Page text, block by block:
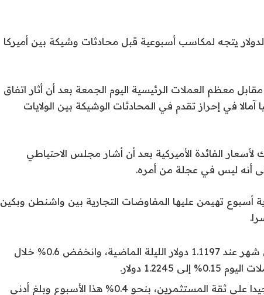
في اشراق العالم24 خبر “الدولار يتجه لمكاسب أسبوعية قبل محادثات وشيكة بين أميركا
معظم العملات الرئيسية اليوم الجمعة بعد أن أثار اتفاق
آمالا في إحراز تقدم في المحادثات الوشيكة بين الولايات
الفائدة الأميركية بعد أن أشار مجلس الاحتياطي
إلى أنه ليس في عجلة من أمره.
أسبوع تهيمن عليها المفاوضات التجارية بين واشنطن وبكين
ولامس اليورو أدنى مستوى في شهر عند 1.1197 دولار الليلة الماضية، وانخفض 0.6% خلال
1.2245 دولار.
وتراجع الين، الذي يعد مؤشرا جيدا على ثقة المستثمرين، بنحو 0.4% هذا الأسبوع وبلغ أدنى